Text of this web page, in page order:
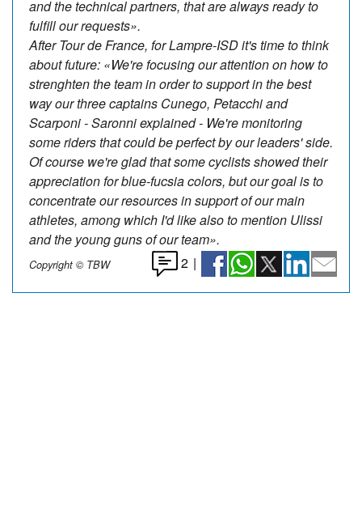
and the technical partners, that are always ready to
fulfill our requests».
After Tour de France, for Lampre-ISD it's time to think
about future: «We're focusing our attention on how to
strenghten the team in order to support in the best
way our three captains Cunego, Petacchi and
Scarponi - Saronni explained - We're monitoring
some riders that could be perfect by our leaders' side.
Of course we're glad that some cyclists showed their
appreciation for blue-fucsia colors, but our goal is to
concentrate our resources in support of our main
athletes, among which I'd like also to mention Ulissi
and the young guns of our team».
Copyright © TBW 2 |